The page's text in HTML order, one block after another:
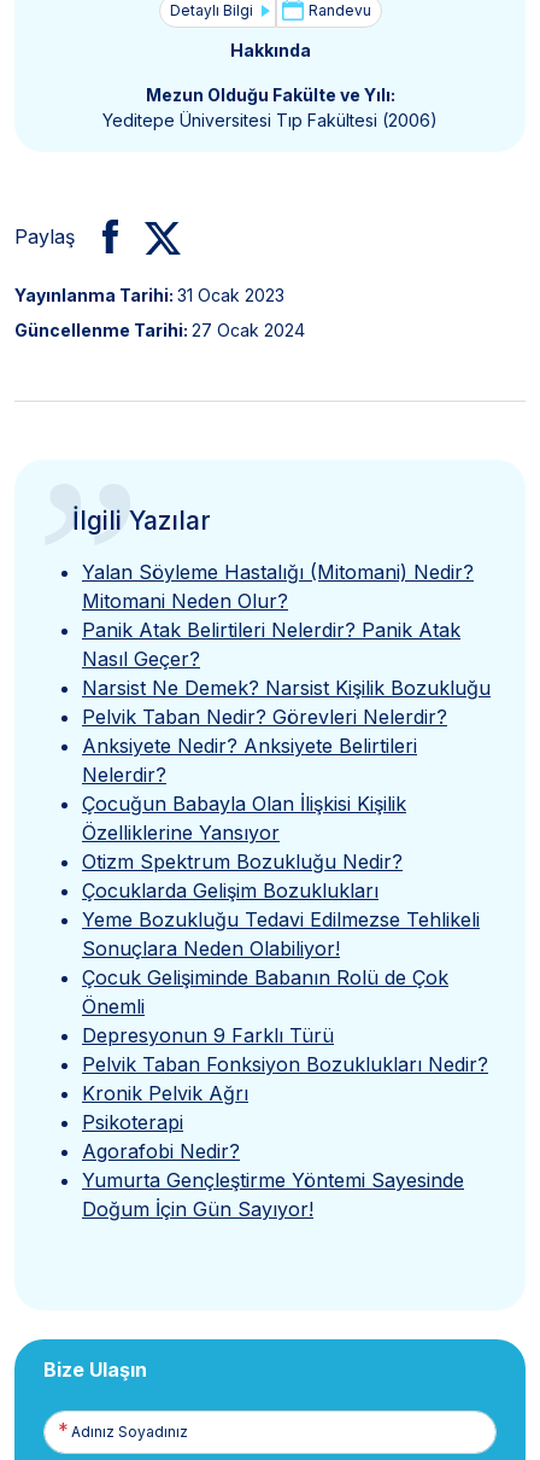
Detaylı Bilgi Randevu
Hakkında
Mezun Olduğu Fakülte ve Yılı:
Yeditepe Üniversitesi Tıp Fakültesi (2006)
Paylaş
Yayınlanma Tarihi: 31 Ocak 2023
Güncellenme Tarihi: 27 Ocak 2024
”
İlgili Yazılar
Yalan Söyleme Hastalığı (Mitomani) Nedir?
Mitomani Neden Olur?
Panik Atak Belirtileri Nelerdir? Panik Atak
Nasıl Geçer?
Narsist Ne Demek? Narsist Kişilik Bozukluğu
Pelvik Taban Nedir? Görevleri Nelerdir?
Anksiyete Nedir? Anksiyete Belirtileri
Nelerdir?
Çocuğun Babayla Olan İlişkisi Kişilik
Özelliklerine Yansıyor
Otizm Spektrum Bozukluğu Nedir?
Çocuklarda Gelişim Bozuklukları
Yeme Bozukluğu Tedavi Edilmezse Tehlikeli
Sonuçlara Neden Olabiliyor!
Çocuk Gelişiminde Babanın Rolü de Çok
Önemli
Depresyonun 9 Farklı Türü
Pelvik Taban Fonksiyon Bozuklukları Nedir?
Kronik Pelvik Ağrı
Psikoterapi
Agorafobi Nedir?
Yumurta Gençleştirme Yöntemi Sayesinde
Doğum İçin Gün Sayıyor!
Bize Ulaşın
Adınız
Soyadınız